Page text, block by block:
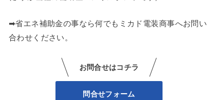
➡︎省エネ補助金の事なら何でもミカド電装商事へお問い
合わせください。
お問合せはコチラ
問合せフォーム